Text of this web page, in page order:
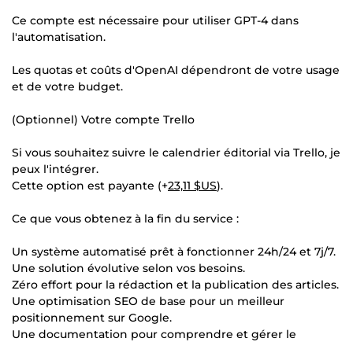
Ce compte est nécessaire pour utiliser GPT-4 dans
l'automatisation.
Les quotas et coûts d'OpenAI dépendront de votre usage
et de votre budget.
(Optionnel) Votre compte Trello
Si vous souhaitez suivre le calendrier éditorial via Trello, je
peux l'intégrer.
Cette option est payante (+23,11 $US).
Ce que vous obtenez à la fin du service :
Un système automatisé prêt à fonctionner 24h/24 et 7j/7.
Une solution évolutive selon vos besoins.
Zéro effort pour la rédaction et la publication des articles.
Une optimisation SEO de base pour un meilleur
positionnement sur Google.
Une documentation pour comprendre et gérer le